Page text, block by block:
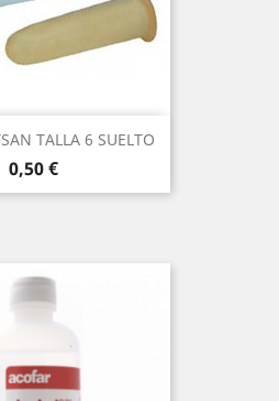
TALLA 6 SUELTO
Precio
0,50 €